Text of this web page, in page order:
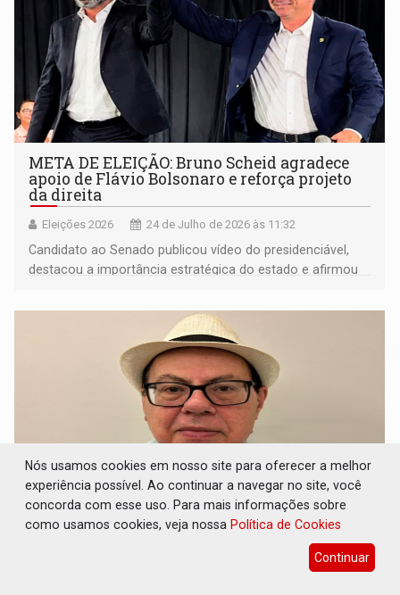
META DE ELEIÇÃO: Bruno Scheid agradece
apoio de Flávio Bolsonaro e reforça projeto
da direita
Eleições 2026 24 de Julho de 2026 às 11:32
Candidato ao Senado publicou vídeo do presidenciável,
destacou a importância estratégica do estado e afirmou
BAITA CANIBALISMO: A canibalização na
disputa pela Câmara dos Deputados em
Nós usamos cookies em nosso site para oferecer a melhor
experiência possível. Ao continuar a navegar no site, você
concorda com esse uso. Para mais informações sobre
como usamos cookies, veja nossa Política de Cookies
Continuar